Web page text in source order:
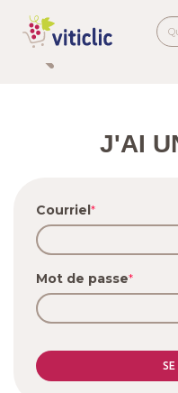
contenu
principal
Menu
J'AI
Courriel
Mot de passe
SE